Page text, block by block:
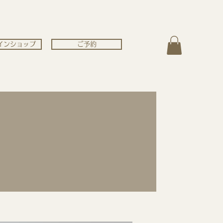
ンショップ ご予約